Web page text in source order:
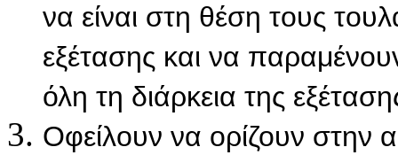
να είναι στη θέση τους
εξέτασης και να
όλη τη διάρκεια της
Οφείλουν να ορίζουν στην